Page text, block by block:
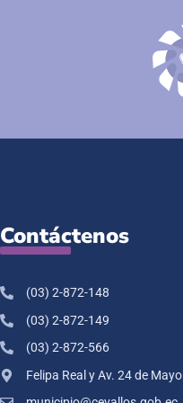
Contáctenos
(03) 2-872-148
(03) 2-872-149
(03) 2-872-566
Felipa Real y Av. 24 de Mayo